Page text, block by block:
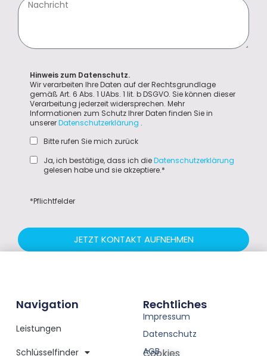
Hinweis zum Datenschutz.
Wir verarbeiten Ihre Daten auf der Rechtsgrundlage
gemäß Art. 6 Abs. 1 UAbs. 1 lit. b DSGVO. Sie können dieser
Verarbeitung jederzeit widersprechen. Mehr
Informationen zum Schutz Ihrer Daten finden Sie in
unsererDatenschutzerklärung .
Bitte rufen Sie mich zurück
Ja, ich bestätige, dass ich dieDatenschutzerklärung
gelesen habe und sie akzeptiere.*
*Pflichtfelder
JETZT KONTAKT AUFNEHMEN
Navigation
Leistungen
Schlüsselfinder
Rechtliches
Impressum
Datenschutz
AGB